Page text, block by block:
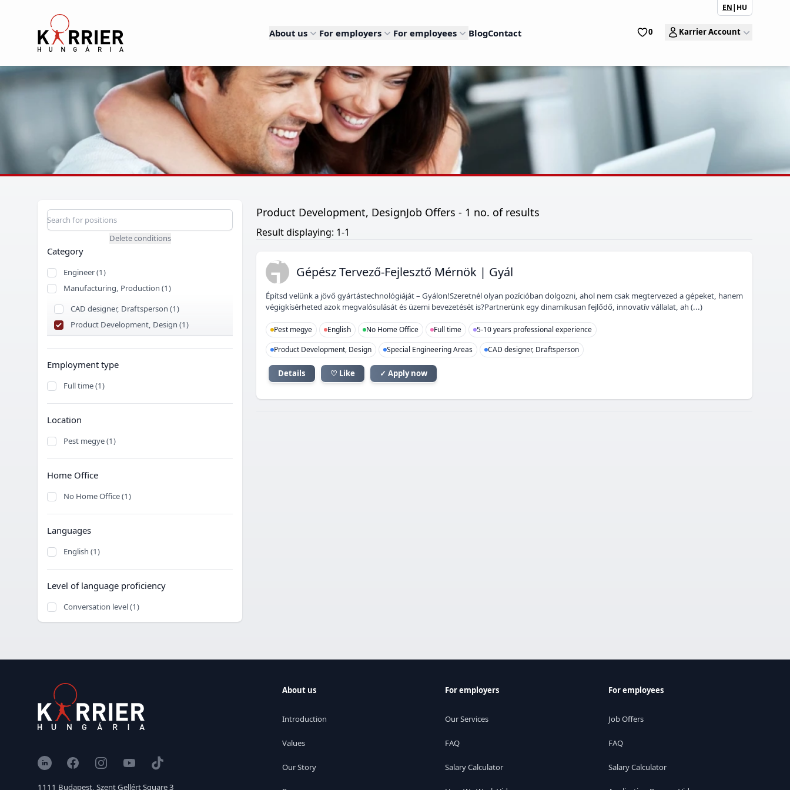
Karrier Hungária
About us For employers For employees BlogContact
EN| HU
0 Karrier Account
Position search Search for a position
Delete conditions
Category
Engineer (1)
Manufacturing, Production (1)
CAD designer, Draftsperson (1)
Product Development, Design (1)
Employment type
Full time (1)
Location
Pest megye (1)
Home Office
No Home Office (1)
Languages
English (1)
Level of language proficiency
Conversation level (1)
Product Development, DesignJob Offers - 1 no. of results
Result displaying: 1-1
GTGépész Tervező-Fejlesztő Mérnök | Gyál
Építsd velünk a jövő gyártástechnológiáját – Gyálon!Szeretnél olyan pozícióban dolgozni, ahol nem csak megtervezed a gépeket, hanem
végigkísérheted azok megvalósulását és üzemi bevezetését is?Partnerünk egy dinamikusan fejlődő, innovatív vállalat, ah (...)
Pest megye English No Home Office Full time
5-10 years professional experience
Product Development, Design
Special Engineering Areas CAD designer, Draftsperson
Details ♡ Like ✓ Apply now
LinkedInFacebookInstagramYouTubeTikTok
1111 Budapest, Szent Gellért Square 3
About us
Introduction
Values
Our Story
For employers
Our Services
FAQ
Salary Calculator
For employees
Job Offers
FAQ
Salary Calculator